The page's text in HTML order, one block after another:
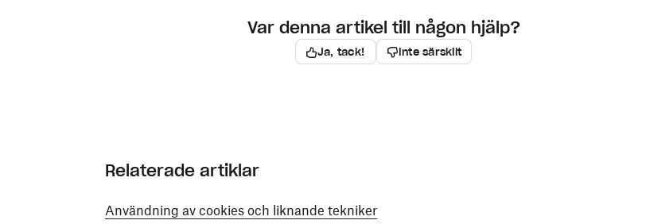
Var denna artikel till någon hjälp?
Ja, tack! Inte särskilt
Relaterade artiklar
Användning av cookies och liknande tekniker